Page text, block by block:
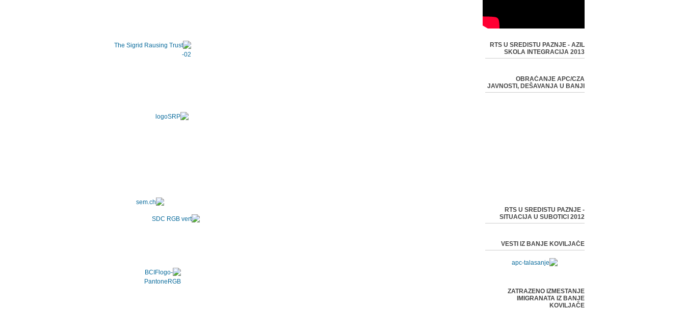
RTS U SREDISTU PAZNJE - AZIL
SKOLA INTEGRACIJA 2013
OBRAĆANJE APC/CZA
JAVNOSTI, DEŠAVANJA U BANJI
RTS U SREDISTU PAZNJE -
SITUACIJA U SUBOTICI 2012
VESTI IZ BANJE KOVILJAČE
ZATRAZENO IZMESTANJE
IMIGRANATA IZ BANJE
KOVILJAČE